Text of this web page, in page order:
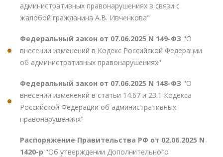
административных правонарушениях в связи с
жалобой гражданина А.В. Ивченкова"
Федеральный закон от 07.06.2025 N 149-ФЗ "О
внесении изменений в Кодекс Российской Федерации
об административных правонарушениях"
Федеральный закон от 07.06.2025 N 148-ФЗ "О
внесении изменений в статьи 14.67 и 23.1 Кодекса
Российской Федерации об административных
правонарушениях"
Распоряжение Правительства РФ от 02.06.2025 N
1420-р "Об утверждении Дополнительного